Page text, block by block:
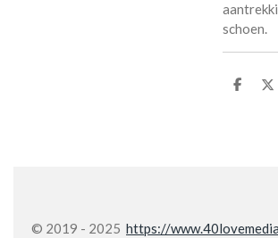
schoen.
D
D
© 2019 - 2025 https://